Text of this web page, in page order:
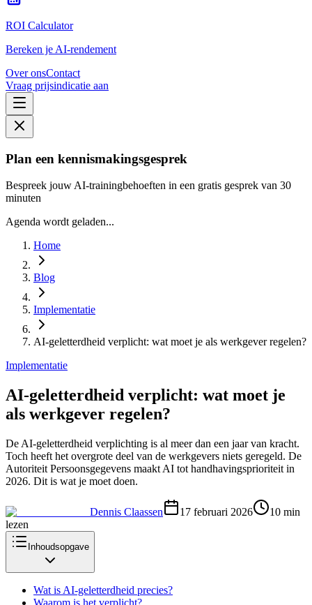
ROI Calculator
Bereken je AI-rendement
Over onsContact
Vraag prijsindicatie aan
Plan een kennismakingsgesprek
Bespreek jouw AI-trainingbehoeften in een gratis gesprek van 30
minuten
Agenda wordt geladen...
Home
Blog
Implementatie
AI-geletterdheid verplicht: wat moet je als werkgever regelen?
Implementatie
AI-geletterdheid verplicht: wat moet je
als werkgever regelen?
De AI-geletterdheid verplichting is al meer dan een jaar van kracht.
Toch heeft het overgrote deel van de werkgevers niets geregeld. De
Autoriteit Persoonsgegevens maakt AI tot handhavingsprioriteit in
2026. Dit is wat je moet doen.
Dennis Claassen 17 februari 2026 10 min
lezen
Inhoudsopgave
Wat is AI-geletterdheid precies?